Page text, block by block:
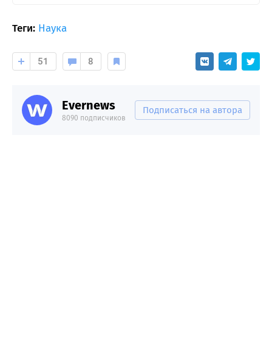
Теги: Наука
51 8
Evernews
8090 подписчиков
Подписаться на автора